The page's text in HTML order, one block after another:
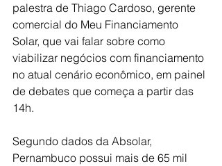
palestra de Thiago Cardoso, gerente
comercial do Meu Financiamento
Solar, que vai falar sobre como
viabilizar negócios com financiamento
no atual cenário econômico, em painel
de debates que começa a partir das
14h.
Segundo dados da Absolar,
Pernambuco possui mais de 65 mil